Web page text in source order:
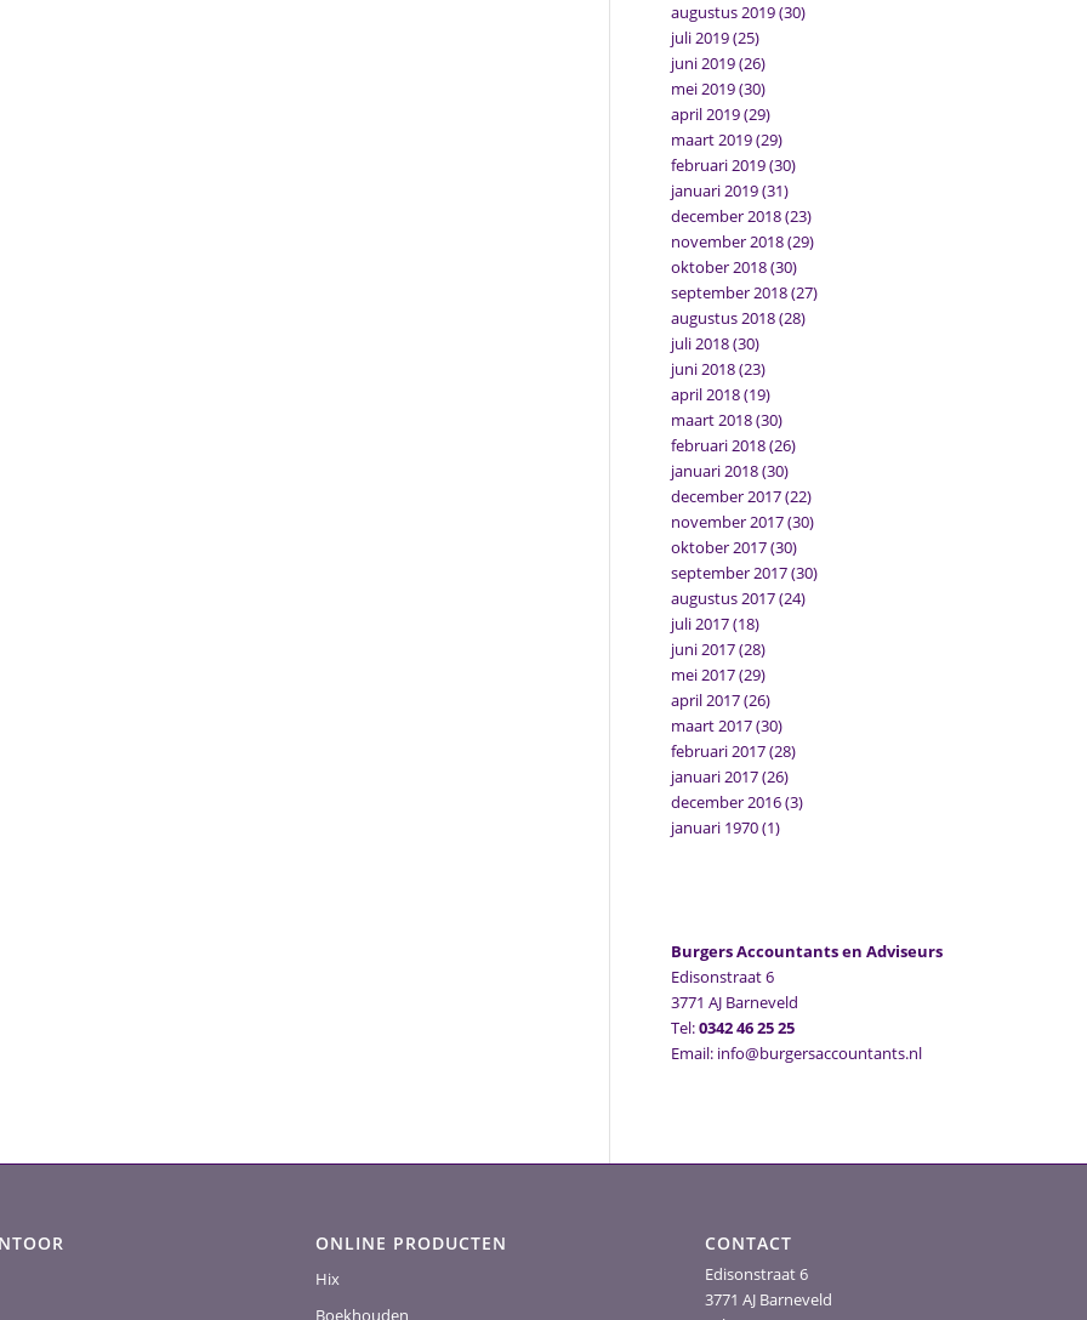
augustus 2019(30)
juli 2019(25)
juni 2019(26)
mei 2019(30)
april 2019(29)
maart 2019(29)
februari 2019(30)
januari 2019(31)
december 2018(23)
november 2018(29)
oktober 2018(30)
september 2018(27)
augustus 2018(28)
juli 2018(30)
juni 2018(23)
april 2018(19)
maart 2018(30)
februari 2018(26)
januari 2018(30)
december 2017(22)
november 2017(30)
oktober 2017(30)
september 2017(30)
augustus 2017(24)
juli 2017(18)
juni 2017(28)
mei 2017(29)
april 2017(26)
maart 2017(30)
februari 2017(28)
januari 2017(26)
december 2016(3)
januari 1970(1)
Burgers Accountants en Adviseurs
Edisonstraat 6
3771 AJ Barneveld
Tel:0342 46 25 25
Email: info@burgersaccountants.nl
ONLINE PRODUCTEN
Hix
Boekhouden
CONTACT
Edisonstraat 6
3771 AJ Barneveld